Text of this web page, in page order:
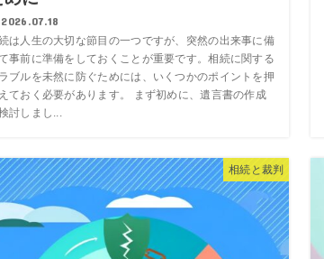
2026.07.18
は人生の大切な節目の一つですが、突然の出来事に備
事前に準備をしておくことが重要です。相続に関する
ラブルを未然に防ぐためには、いくつかのポイントを押
ておく必要があります。 まず初めに、遺言書の作成
討しまし...
相続と裁判